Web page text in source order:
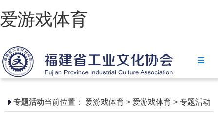
爱游戏体育
爱游戏体育
协会简介
政策法规
专题活动当前位置： 爱游戏体育 > 爱游戏体育 > 专题活动